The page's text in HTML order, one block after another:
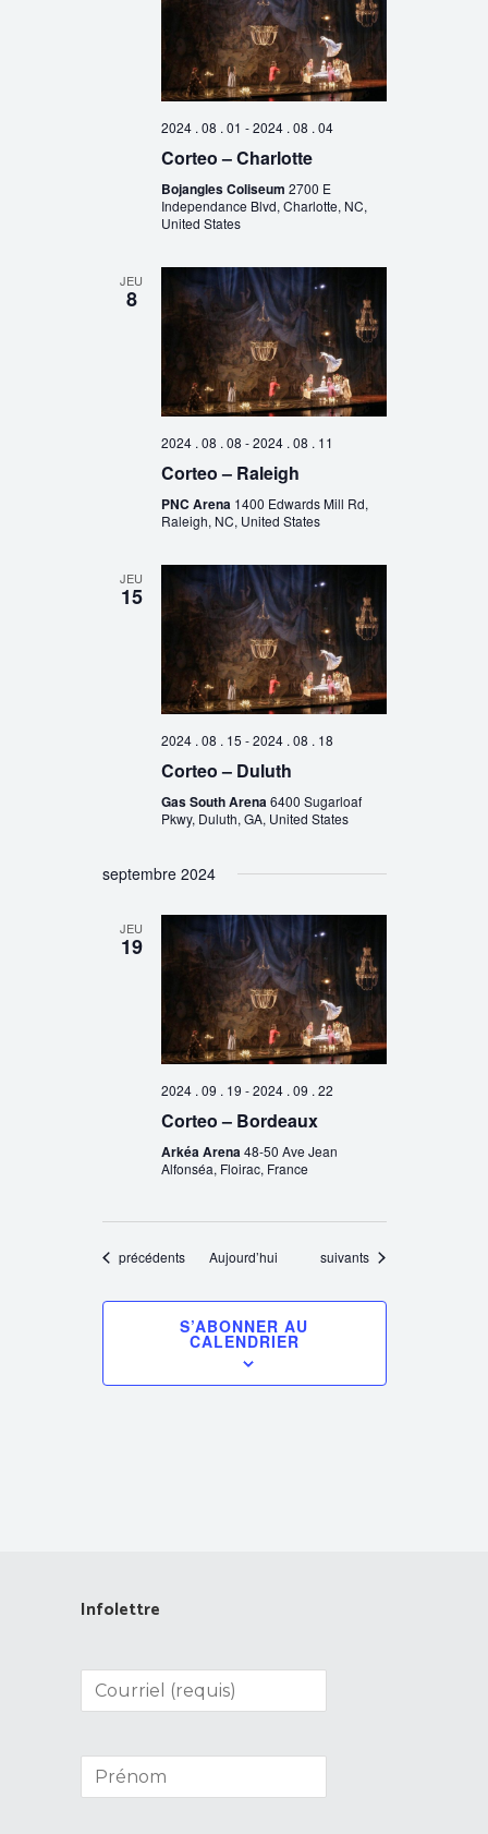
2024 . 08 . 01 -2024 . 08 . 04
Corteo – Charlotte
Bojangles Coliseum 2700 E
Independance Blvd, Charlotte, NC,
United States
JEU
8
2024 . 08 . 08 -2024 . 08 . 11
Corteo – Raleigh
PNC Arena 1400 Edwards Mill Rd,
Raleigh, NC, United States
JEU
15
2024 . 08 . 15 -2024 . 08 . 18
Corteo – Duluth
Gas South Arena6400 Sugarloaf
Pkwy, Duluth, GA, United States
septembre 2024
JEU
19
2024 . 09 . 19 -2024 . 09 . 22
Corteo – Bordeaux
Arkéa Arena48-50 Ave Jean
Alfonséa, Floirac, France
Évènements
précédents Aujourd’hui Évènements
suivants
S’ABONNER AU
CALENDRIER
Infolettre